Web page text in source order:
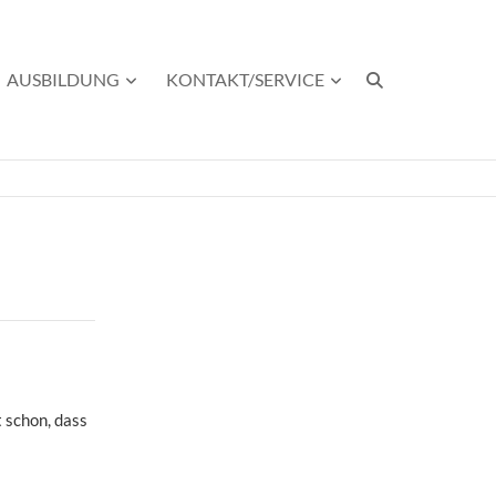
AUSBILDUNG KONTAKT/SERVICE
dass